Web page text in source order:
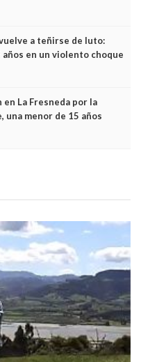
que no cabían por los
a teñirse de luto:
en un violento choque
La Fresneda por la
una menor de 15 años